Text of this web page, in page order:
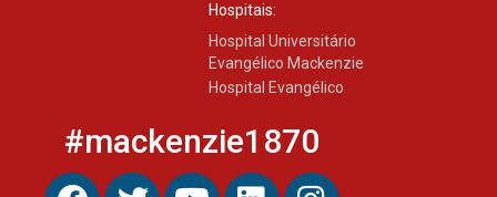
Hospitais:
Hospital Universitário
Evangélico Mackenzie
Hospital Evangélico
#mackenzie1870